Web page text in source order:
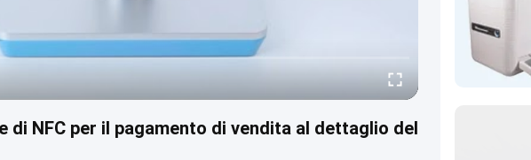
NFC per il pagamento di vendita al dettaglio del